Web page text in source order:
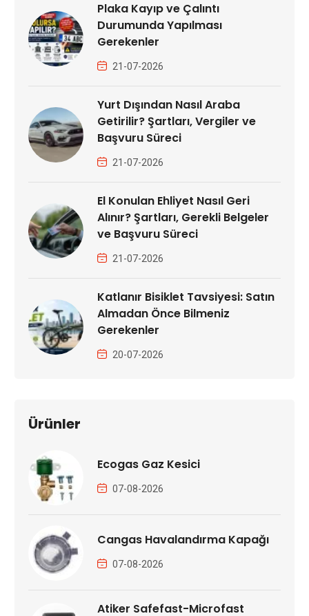
Plaka Kayıp ve Çalıntı
Durumunda Yapılması
Gerekenler
21-07-2026
Yurt Dışından Nasıl Araba
Getirilir? Şartları, Vergiler ve
Başvuru Süreci
21-07-2026
El Konulan Ehliyet Nasıl Geri
Alınır? Şartları, Gerekli Belgeler
ve Başvuru Süreci
21-07-2026
Katlanır Bisiklet Tavsiyesi: Satın
Almadan Önce Bilmeniz
Gerekenler
20-07-2026
Ürünler
Ecogas Gaz Kesici
07-08-2026
Cangas Havalandırma Kapağı
07-08-2026
Atiker Safefast-Microfast